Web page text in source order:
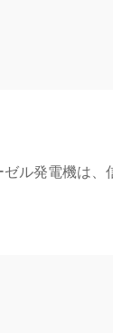
ル発電機は、